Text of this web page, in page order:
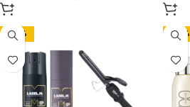
-50% -24%